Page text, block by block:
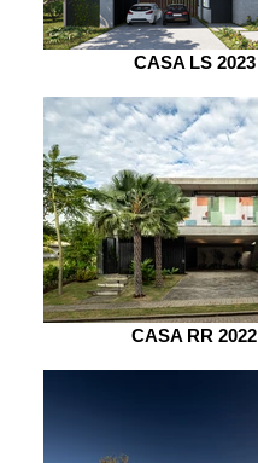
CASA LS 2023
CASA RR 2022